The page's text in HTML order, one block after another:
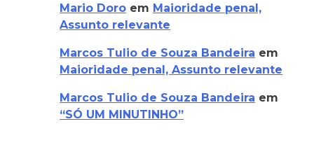
Mario Doro em Maioridade penal,
Assunto relevante
Marcos Tulio de Souza Bandeira em
Maioridade penal, Assunto relevante
Marcos Tulio de Souza Bandeira em
“SÓ UM MINUTINHO”